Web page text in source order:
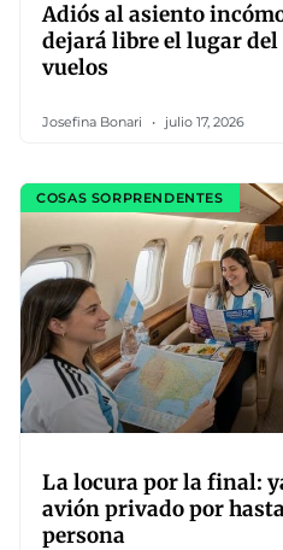
Adiós al asiento
dejará libre el lugar
vuelos
Josefina Bonari julio 17, 2026
COSAS SORPRENDENTES
La locura por la final:
avión privado por
persona